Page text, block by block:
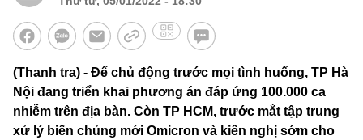
(Thanh tra) - Để chủ động trước mọi tình huống, TP Hà
Nội đang triển khai phương án đáp ứng 100.000 ca
nhiễm trên địa bàn. Còn TP HCM, trước mắt tập trung
xử lý biến chủng mới Omicron và kiến nghị sớm cho